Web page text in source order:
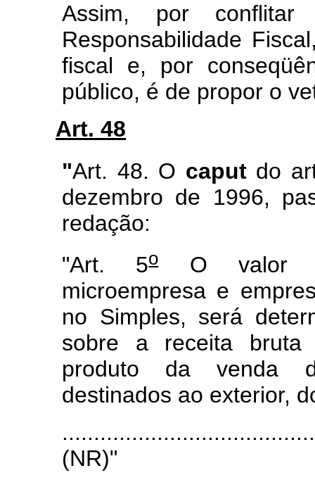
Assim, por
Responsabilidade
fiscal e, por
público, é de propor o
Art. 48
"Art. 48. O caputdo
dezembro de 1996,
redação:
"Art. 5oO valor
microempresa e
no Simples, será
sobre a receita bruta
produto da venda
destinados ao exterior,
(NR)"